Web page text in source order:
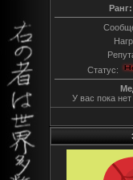
Ранг:
Статус:
У вас пока